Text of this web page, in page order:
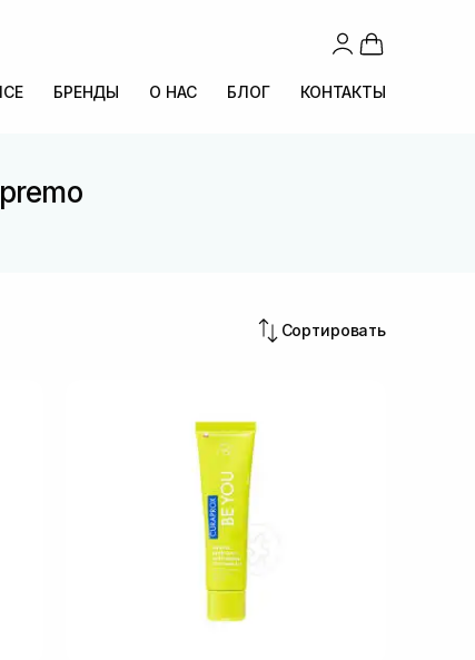
БРЕНДЫ О НАС БЛОГ КОНТАКТЫ
Сортировать